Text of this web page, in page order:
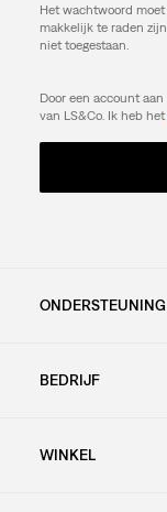
Het wachtwoord
makkelijk te raden
niet toegestaan.
Door een account
van LS&Co. Ik heb het
ONDERSTEUNING
BEDRIJF
WINKEL